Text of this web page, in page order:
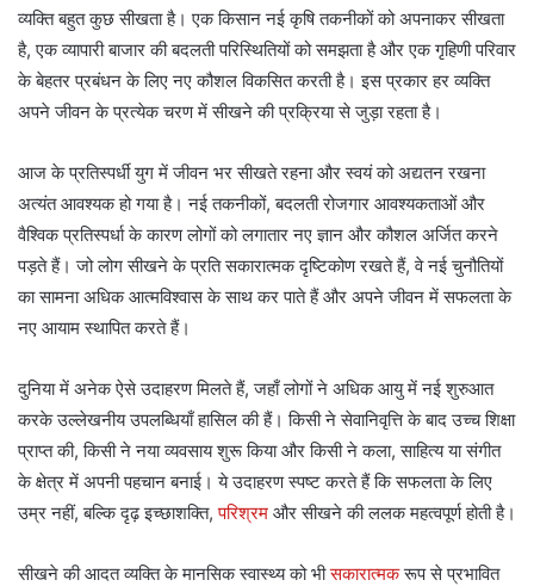
व्यक्ति बहुत कुछ सीखता है। एक किसान नई कृषि तकनीकों को अपनाकर सीखता
है, एक व्यापारी बाजार की बदलती परिस्थितियों को समझता है और एक गृहिणी परिवार
के बेहतर प्रबंधन के लिए नए कौशल विकसित करती है। इस प्रकार हर व्यक्ति
अपने जीवन के प्रत्येक चरण में सीखने की प्रक्रिया से जुड़ा रहता है।
आज के प्रतिस्पर्धी युग में जीवन भर सीखते रहना और स्वयं को अद्यतन रखना
अत्यंत आवश्यक हो गया है। नई तकनीकों, बदलती रोजगार आवश्यकताओं और
वैश्विक प्रतिस्पर्धा के कारण लोगों को लगातार नए ज्ञान और कौशल अर्जित करने
पड़ते हैं। जो लोग सीखने के प्रति सकारात्मक दृष्टिकोण रखते हैं, वे नई चुनौतियों
का सामना अधिक आत्मविश्वास के साथ कर पाते हैं और अपने जीवन में सफलता के
नए आयाम स्थापित करते हैं।
दुनिया में अनेक ऐसे उदाहरण मिलते हैं, जहाँ लोगों ने अधिक आयु में नई शुरुआत
करके उल्लेखनीय उपलब्धियाँ हासिल की हैं। किसी ने सेवानिवृत्ति के बाद उच्च शिक्षा
प्राप्त की, किसी ने नया व्यवसाय शुरू किया और किसी ने कला, साहित्य या संगीत
के क्षेत्र में अपनी पहचान बनाई। ये उदाहरण स्पष्ट करते हैं कि सफलता के लिए
उम्र नहीं, बल्कि दृढ़ इच्छाशक्ति,परिश्रम और सीखने की ललक महत्वपूर्ण होती है।
सीखने की आदत व्यक्ति के मानसिक स्वास्थ्य को भीसकारात्मकरूप से प्रभावित